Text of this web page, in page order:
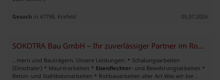
Gesuch in 47798, Krefeld 05.07.2026
SOKOTRA Bau GmbH – Ihr zuverlässiger Partner im Rohbau
.. mern und Bauträgern. Unsere Leistungen: * Schalungsarbeiten
(Einschaler) * Maurerarbeiten * Eisenflechter- und Bewehrungsarbeiten *
Beton- und Stahlbetonarbeiten * Rohbauarbeiten aller Art Was wir bie ..